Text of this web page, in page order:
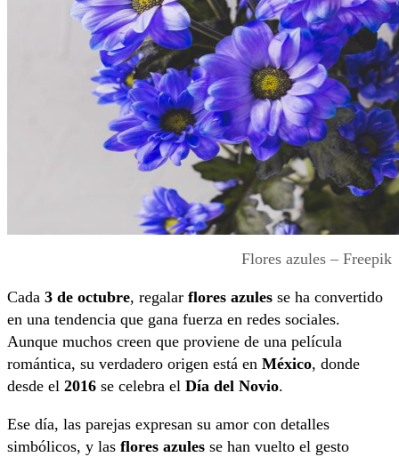
Flores azules – Freepik
Cada 3 de octubre, regalar flores azules se ha convertido
en una tendencia que gana fuerza en redes sociales.
Aunque muchos creen que proviene de una película
romántica, su verdadero origen está en México, donde
desde el 2016 se celebra el Día del Novio.
Ese día, las parejas expresan su amor con detalles
simbólicos, y las flores azules se han vuelto el gesto